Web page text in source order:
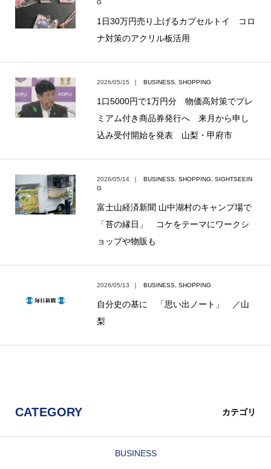
G
1日30万円売り上げるカプセルトイ コロ
ナ対策のアクリル板活用
2026/05/15 ｜ BUSINESS SHOPPING
1口5000円で1万円分 物価高対策でプレ
ミアム付き商品券発行へ 来月から申し
込み受付開始を発表 山梨・甲府市
2026/05/14 ｜ BUSINESS SHOPPING
SIGHTSEEIN
G
富士山経済新聞 山中湖村のキャンプ場で
「苔の縁日」 コケをテーマにワークシ
ョップや物販も
2026/05/13 ｜ BUSINESS SHOPPING
自分史の基に 「思い出ノート」 ／山
梨
CATEGORY カテゴリ
BUSINESS